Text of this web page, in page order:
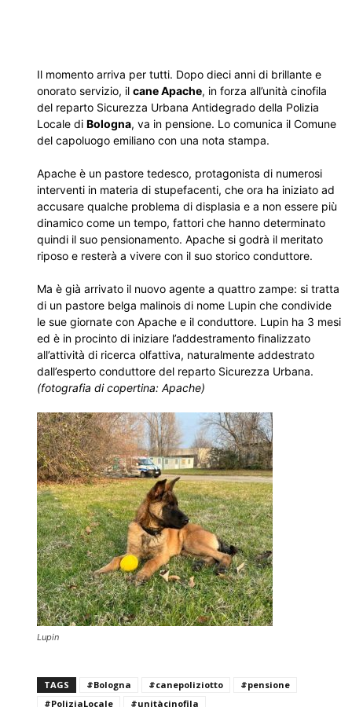
Il momento arriva per tutti. Dopo dieci anni di brillante e
onorato servizio, il cane Apache, in forza all’unità cinofila
del reparto Sicurezza Urbana Antidegrado della Polizia
Locale di Bologna, va in pensione. Lo comunica il Comune
del capoluogo emiliano con una nota stampa.
Apache è un pastore tedesco, protagonista di numerosi
interventi in materia di stupefacenti, che ora ha iniziato ad
accusare qualche problema di displasia e a non essere più
dinamico come un tempo, fattori che hanno determinato
quindi il suo pensionamento. Apache si godrà il meritato
riposo e resterà a vivere con il suo storico conduttore.
Ma è già arrivato il nuovo agente a quattro zampe: si tratta
di un pastore belga malinois di nome Lupin che condivide
le sue giornate con Apache e il conduttore. Lupin ha 3 mesi
ed è in procinto di iniziare l’addestramento finalizzato
all’attività di ricerca olfattiva, naturalmente addestrato
dall’esperto conduttore del reparto Sicurezza Urbana.
(fotografia di copertina: Apache)
Lupin
TAGS #Bologna #canepoliziotto
#pensione
#PoliziaLocale
#unitàcinofila